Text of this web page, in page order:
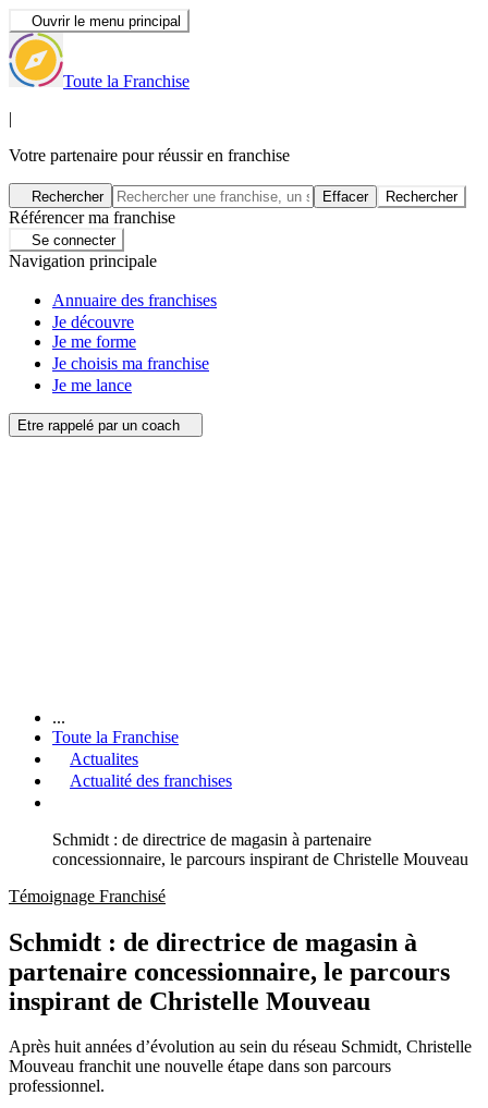
Ouvrir le menu principal
Toute la Franchise
|
Votre partenaire pour réussir en franchise
Rechercher Effacer Rechercher
Référencer ma franchise
Se connecter
Navigation principale
Annuaire des franchises
Je découvre
Je me forme
Je choisis ma franchise
Je me lance
Etre rappelé par un coach
...
Toute la Franchise
Actualites
Actualité des franchises
Schmidt : de directrice de magasin à partenaire
concessionnaire, le parcours inspirant de Christelle Mouveau
Témoignage Franchisé
Schmidt : de directrice de magasin à
partenaire concessionnaire, le parcours
inspirant de Christelle Mouveau
Après huit années d’évolution au sein du réseau Schmidt, Christelle
Mouveau franchit une nouvelle étape dans son parcours
professionnel.